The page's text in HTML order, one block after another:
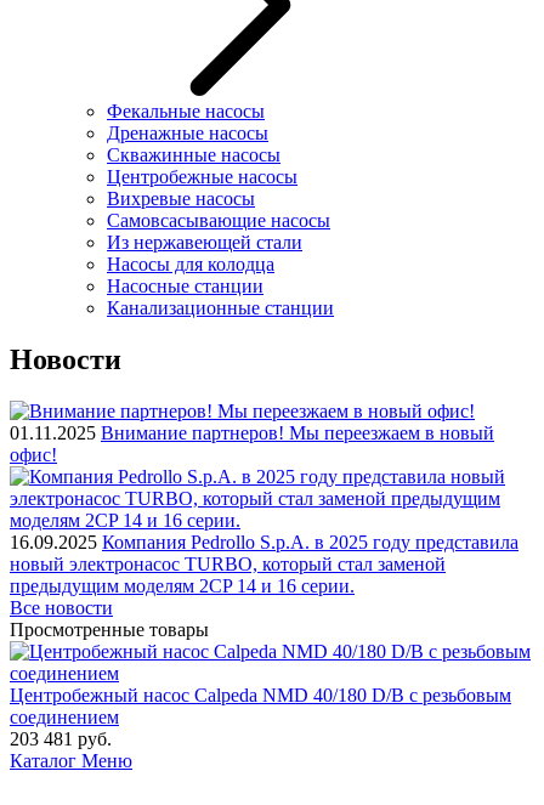
Фекальные насосы
Дренажные насосы
Скважинные насосы
Центробежные насосы
Вихревые насосы
Самовсасывающие насосы
Из нержавеющей стали
Насосы для колодца
Насосные станции
Канализационные станции
Новости
01.11.2025 Внимание партнеров! Мы переезжаем в новый
офис!
16.09.2025 Компания Pedrollo S.p.A. в 2025 году представила
новый электронасос TURBO, который стал заменой
предыдущим моделям 2CP 14 и 16 серии.
Все новости
Просмотренные товары
Центробежный насос Calpeda NMD 40/180 D/B с резьбовым
соединением
203 481 руб.
Каталог Меню